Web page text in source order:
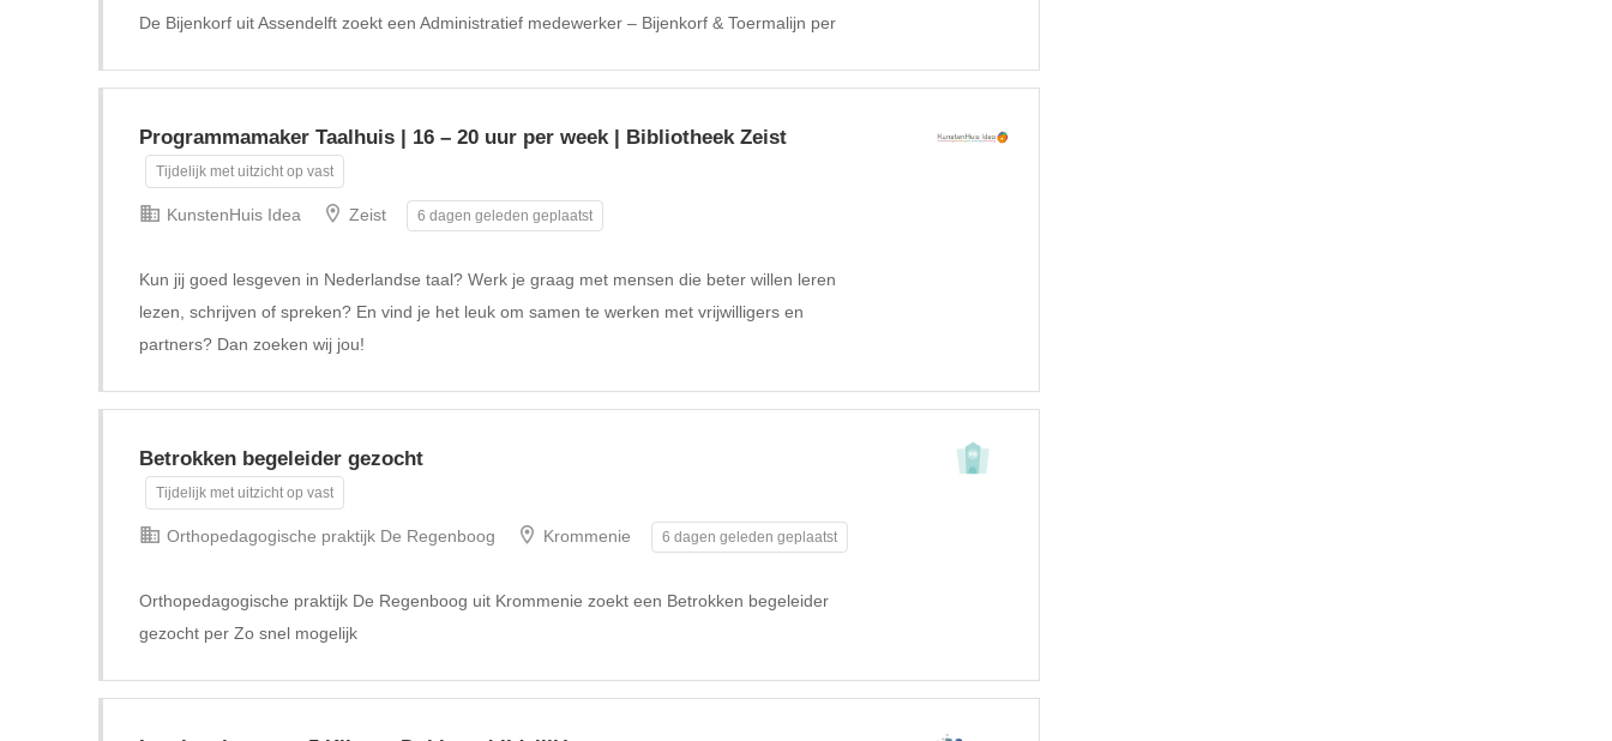
De Bijenkorf uit Assendelft zoekt een Administratief medewerker – Bijenkorf & Toermalijn per
Programmamaker Taalhuis | 16 – 20 uur per week | Bibliotheek Zeist
Tijdelijk met uitzicht op vast
KunstenHuis Idea Zeist 6 dagen geleden geplaatst
Kun jij goed lesgeven in Nederlandse taal? Werk je graag met mensen die beter willen leren
lezen, schrijven of spreken? En vind je het leuk om samen te werken met vrijwilligers en
partners? Dan zoeken wij jou!
Betrokken begeleider gezocht
Tijdelijk met uitzicht op vast
Orthopedagogische praktijk De Regenboog Krommenie 6 dagen geleden geplaatst
Orthopedagogische praktijk De Regenboog uit Krommenie zoekt een Betrokken begeleider
gezocht per Zo snel mogelijk